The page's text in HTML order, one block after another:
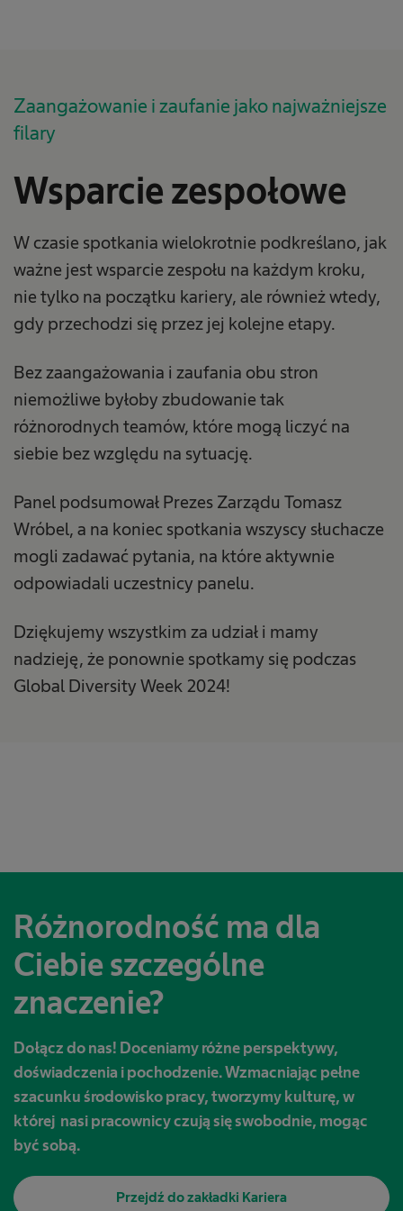
Zaangażowanie i zaufanie jako najważniejsze
filary
Wsparcie zespołowe
W czasie spotkania wielokrotnie podkreślano, jak
ważne jest wsparcie zespołu na każdym kroku,
nie tylko na początku kariery, ale również wtedy,
gdy przechodzi się przez jej kolejne etapy.
Bez zaangażowania i zaufania obu stron
niemożliwe byłoby zbudowanie tak
różnorodnych teamów, które mogą liczyć na
siebie bez względu na sytuację.
Panel podsumował Prezes Zarządu Tomasz
Wróbel, a na koniec spotkania wszyscy słuchacze
mogli zadawać pytania, na które aktywnie
odpowiadali uczestnicy panelu.
Dziękujemy wszystkim za udział i mamy
nadzieję, że ponownie spotkamy się podczas
Global Diversity Week 2024!
Różnorodność ma dla
Ciebie szczególne
znaczenie?
Dołącz do nas! Doceniamy różne perspektywy,
doświadczenia i pochodzenie. Wzmacniając pełne
szacunku środowisko pracy, tworzymy kulturę, w
której nasi pracownicy czują się swobodnie, mogąc
być sobą.
Przejdź do zakładki Kariera